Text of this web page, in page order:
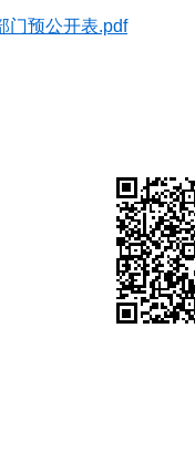
门预公开表.pdf